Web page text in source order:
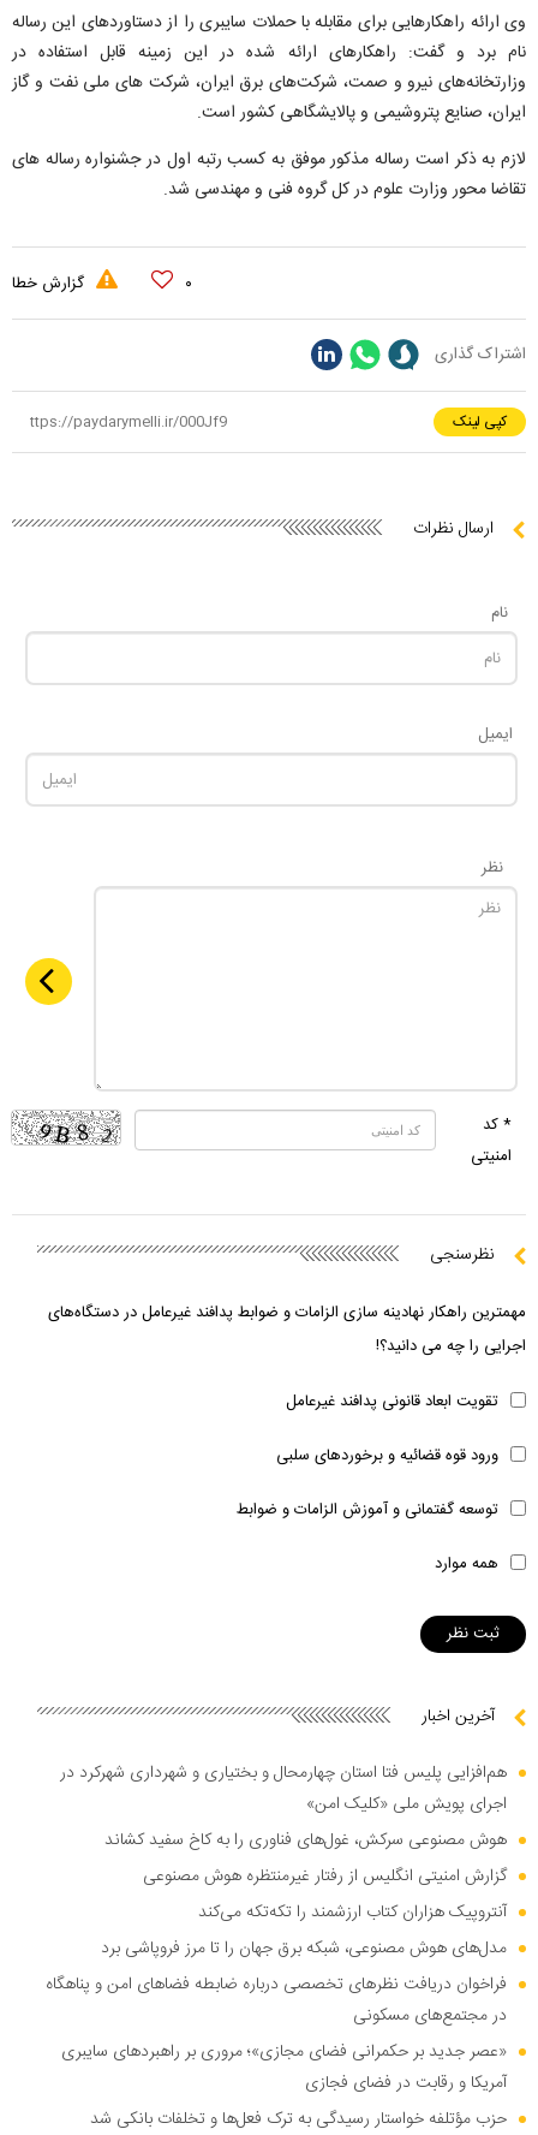
وی ارائه راهکارهایی برای مقابله با حملات سایبری را از دستاوردهای این رساله
نام برد و گفت: راهکارهای ارائه شده در این زمینه قابل استفاده در
وزارتخانه‌های نیرو و صمت، شرکت‌های برق ایران، شرکت های ملی نفت و گاز
ایران، صنایع پتروشیمی و پالایشگاهی کشور است.
لازم به ذکر است رساله مذکور موفق به کسب رتبه اول در جشنواره رساله های
تقاضا محور وزارت علوم در کل گروه فنی و مهندسی شد.
۰ گزارش خطا
اشتراک گذاری
کپی لینک
ارسال نظرات
نام
ایمیل
نظر
* کد
امنیتی
نظرسنجی
مهمترین راهکار نهادینه سازی الزامات و ضوابط پدافند غیرعامل در دستگاه‌های
اجرایی را چه می دانید؟!
تقویت ابعاد قانونی پدافند غیرعامل
ورود قوه قضائیه و برخوردهای سلبی
توسعه گفتمانی و آموزش الزامات و ضوابط
همه موارد
آخرین اخبار
هم‌افزایی پلیس فتا استان چهارمحال و بختیاری و شهرداری شهرکرد در
اجرای پویش ملی «کلیک امن»
هوش مصنوعی سرکش، غول‌های فناوری را به کاخ سفید کشاند
گزارش امنیتی انگلیس از رفتار غیرمنتظره هوش مصنوعی
آنتروپیک هزاران کتاب ارزشمند را تکه‌تکه می‌کند
مدل‌های هوش مصنوعی، شبکه برق جهان را تا مرز فروپاشی برد
فراخوان دریافت نظر‌های تخصصی درباره ضابطه فضا‌های امن و پناهگاه
در مجتمع‌های مسکونی
«عصر جدید بر حکمرانی فضای مجازی»؛ مروری بر راهبرد‌های سایبری
آمریکا و رقابت در فضای فجازی
حزب مؤتلفه خواستار رسیدگی به ترک فعل‌ها و تخلفات بانکی شد